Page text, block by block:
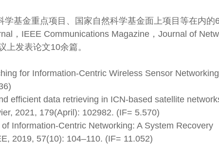
基金重点项目、国家自然科学基金面上项目等在内的
，IEEE Communications Magazine，Journal of
发表论文10余篇。
for Information-Centric Wireless Sensor
efficient data retrieving in ICN-based satellite
2021, 179(April): 102982. (IF= 5.570)
Information-Centric Networking: A System Recovery
2019, 57(10): 104–110. (IF= 11.052)